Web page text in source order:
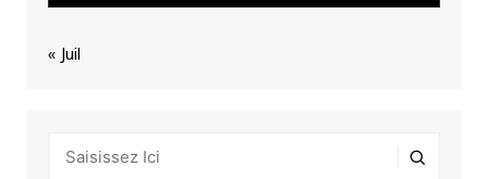
« Juil